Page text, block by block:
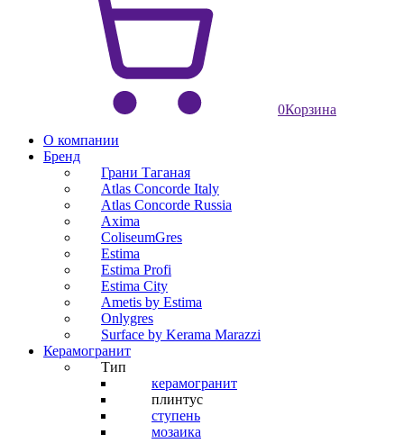
0Корзина
О компании
Бренд
Грани Таганая
Atlas Concorde Italy
Atlas Concorde Russia
Axima
ColiseumGres
Estima
Estima Profi
Estima City
Ametis by Estima
Onlygres
Surface by Kerama Marazzi
Керамогранит
Тип
керамогранит
плинтус
ступень
мозаика